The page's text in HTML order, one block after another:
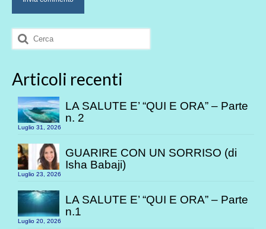
Cerca:
Articoli recenti
LA SALUTE E’ “QUI E ORA” – Parte
n. 2
Luglio 31, 2026
GUARIRE CON UN SORRISO (di
Isha Babaji)
Luglio 23, 2026
LA SALUTE E’ “QUI E ORA” – Parte
n.1
Luglio 20, 2026